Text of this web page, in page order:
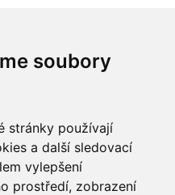
soubory
stránky používají
a další sledovací
vylepšení
prostředí, zobrazení